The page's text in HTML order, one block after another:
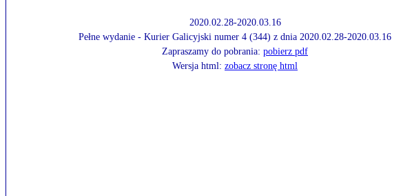
2020.02.28-2020.03.16
Pełne wydanie - Kurier Galicyjski numer 4 (344) z dnia 2020.02.28-2020.03.16
Zapraszamy do pobrania: pobierz pdf
Wersja html: zobacz stronę html